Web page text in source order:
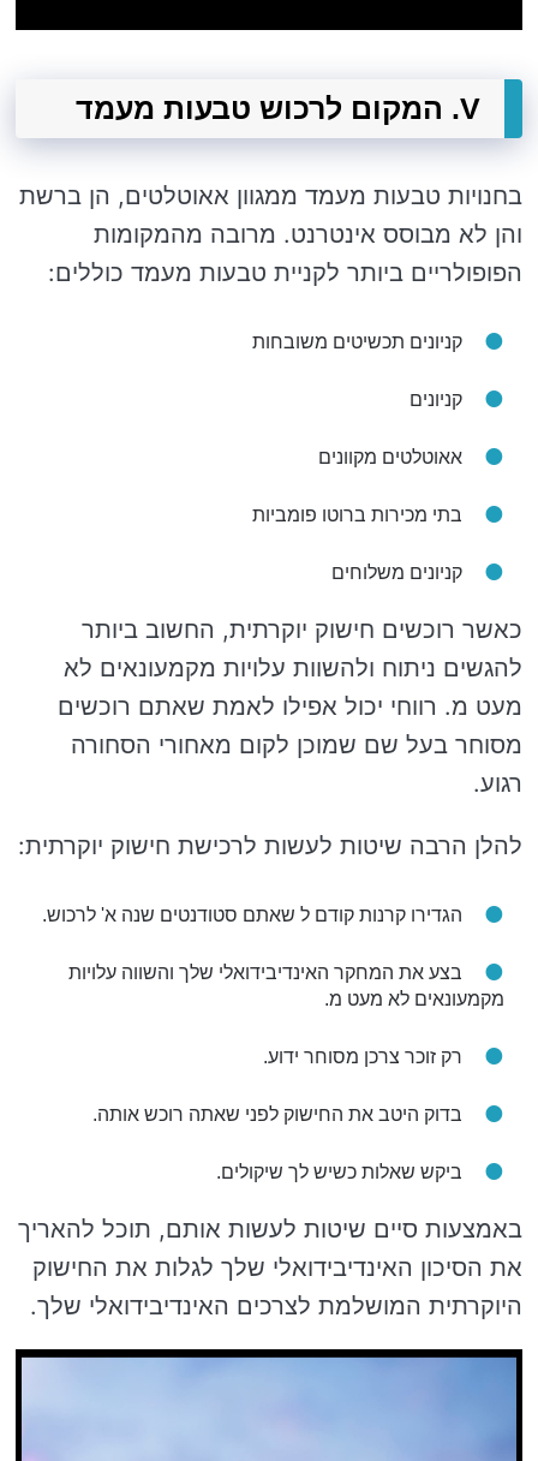
V. המקום לרכוש טבעות מעמד
בחנויות טבעות מעמד ממגוון אאוטלטים, הן ברשת
והן לא מבוסס אינטרנט. מרובה מהמקומות
הפופולריים ביותר לקניית טבעות מעמד כוללים:
קניונים תכשיטים משובחות
קניונים
אאוטלטים מקוונים
בתי מכירות ברוטו פומביות
קניונים משלוחים
כאשר רוכשים חישוק יוקרתית, החשוב ביותר
להגשים ניתוח ולהשוות עלויות מקמעונאים לא
מעט מ. רווחי יכול אפילו לאמת שאתם רוכשים
מסוחר בעל שם שמוכן לקום מאחורי הסחורה
רגוע.
להלן הרבה שיטות לעשות לרכישת חישוק יוקרתית:
הגדירו קרנות קודם ל שאתם סטודנטים שנה א' לרכוש.
בצע את המחקר האינדיבידואלי שלך והשווה עלויות
מקמעונאים לא מעט מ.
רק זוכר צרכן מסוחר ידוע.
בדוק היטב את החישוק לפני שאתה רוכש אותה.
ביקש שאלות כשיש לך שיקולים.
באמצעות סיים שיטות לעשות אותם, תוכל להאריך
את הסיכון האינדיבידואלי שלך לגלות את החישוק
היוקרתית המושלמת לצרכים האינדיבידואלי שלך.